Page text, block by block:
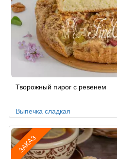
Творожный пирог с ревенем
Выпечка сладкая
ЗАКАЗ